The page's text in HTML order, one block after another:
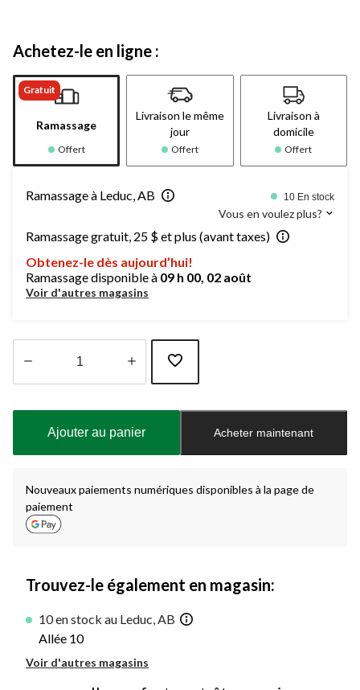
Achetez-le en ligne :
Gratuit
Ramassage
Offert
Livraison le même
jour
Offert
Livraison à
domicile
Offert
Ramassage à Leduc, AB 10 En stock
Vous en voulez plus?
Ramassage gratuit, 25 $ et plus (avant taxes)
Obtenez-le dès aujourd’hui!
Ramassage disponible à 09 h 00, 02 août
Voir d'autres magasins
à
Ajouter au panier Acheter maintenant
Nouveaux paiements numériques disponibles à la page de
paiement
Trouvez-le également en magasin:
10 en stock au Leduc, AB
Allée 10
Voir d'autres magasins